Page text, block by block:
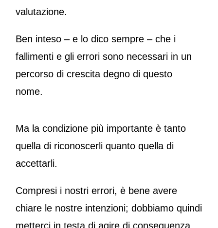
valutazione.
Ben inteso – e lo dico sempre – che i
fallimenti e gli errori sono necessari in un
percorso di crescita degno di questo
nome.
Ma la condizione più importante è tanto
quella di riconoscerli quanto quella di
accettarli.
Compresi i nostri errori, è bene avere
chiare le nostre intenzioni; dobbiamo quindi
metterci in testa di agire di conseguenza.